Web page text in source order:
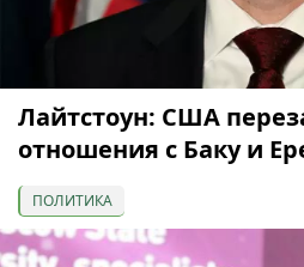
Лайтстоун: США
отношения с Баку и
ПОЛИТИКА